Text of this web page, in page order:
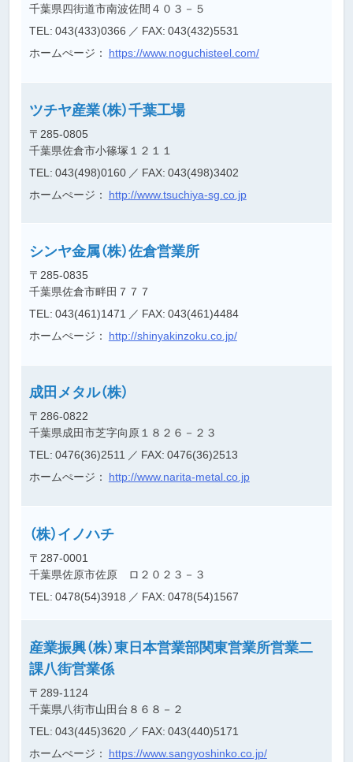
千葉県四街道市南波佐間４０３－５
TEL: 043(433)0366 ／ FAX: 043(432)5531
ホームぺージ： https://www.noguchisteel.com/
ツチヤ産業（株）千葉工場
〒285-0805
千葉県佐倉市小篠塚１２１１
TEL: 043(498)0160 ／ FAX: 043(498)3402
ホームぺージ： http://www.tsuchiya-sg.co.jp
シンヤ金属（株）佐倉営業所
〒285-0835
千葉県佐倉市畔田７７７
TEL: 043(461)1471 ／ FAX: 043(461)4484
ホームぺージ： http://shinyakinzoku.co.jp/
成田メタル（株）
〒286-0822
千葉県成田市芝字向原１８２６－２３
TEL: 0476(36)2511 ／ FAX: 0476(36)2513
ホームぺージ： http://www.narita-metal.co.jp
（株）イノハチ
〒287-0001
千葉県佐原市佐原 ロ２０２３－３
TEL: 0478(54)3918 ／ FAX: 0478(54)1567
産業振興（株）東日本営業部関東営業所営業二
課八街営業係
〒289-1124
千葉県八街市山田台８６８－２
TEL: 043(445)3620 ／ FAX: 043(440)5171
ホームぺージ： https://www.sangyoshinko.co.jp/